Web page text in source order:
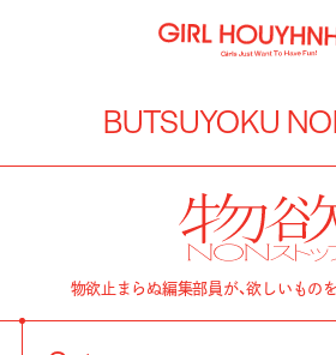
BUTSUYOKU
物欲止まらぬ編集部員が、欲しいもの